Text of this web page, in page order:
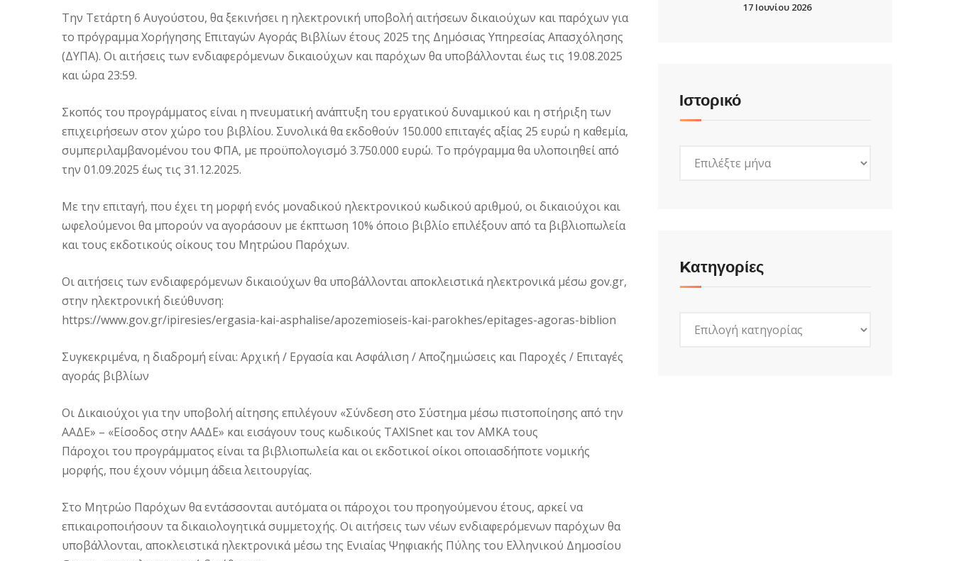
Την Τετάρτη 6 Αυγούστου, θα ξεκινήσει η ηλεκτρονική υποβολή αιτήσεων δικαιούχων και παρόχων για
το πρόγραμμα Χορήγησης Επιταγών Αγοράς Βιβλίων έτους 2025 της Δημόσιας Υπηρεσίας Απασχόλησης
(ΔΥΠΑ). Οι αιτήσεις των ενδιαφερόμενων δικαιούχων και παρόχων θα υποβάλλονται έως τις 19.08.2025
και ώρα 23:59.
Σκοπός του προγράμματος είναι η πνευματική ανάπτυξη του εργατικού δυναμικού και η στήριξη των
επιχειρήσεων στον χώρο του βιβλίου. Συνολικά θα εκδοθούν 150.000 επιταγές αξίας 25 ευρώ η καθεμία,
συμπεριλαμβανομένου του ΦΠΑ, με προϋπολογισμό 3.750.000 ευρώ. Το πρόγραμμα θα υλοποιηθεί από
την 01.09.2025 έως τις 31.12.2025.
Με την επιταγή, που έχει τη μορφή ενός μοναδικού ηλεκτρονικού κωδικού αριθμού, οι δικαιούχοι και
ωφελούμενοι θα μπορούν να αγοράσουν με έκπτωση 10% όποιο βιβλίο επιλέξουν από τα βιβλιοπωλεία
και τους εκδοτικούς οίκους του Μητρώου Παρόχων.
Οι αιτήσεις των ενδιαφερόμενων δικαιούχων θα υποβάλλονται αποκλειστικά ηλεκτρονικά μέσω gov.gr,
στην ηλεκτρονική διεύθυνση:
https://www.gov.gr/ipiresies/ergasia-kai-asphalise/apozemioseis-kai-parokhes/epitages-agoras-biblion
Συγκεκριμένα, η διαδρομή είναι: Αρχική / Εργασία και Ασφάλιση / Αποζημιώσεις και Παροχές / Επιταγές
αγοράς βιβλίων
Οι Δικαιούχοι για την υποβολή αίτησης επιλέγουν «Σύνδεση στο Σύστημα μέσω πιστοποίησης από την
ΑΑΔΕ» – «Είσοδος στην ΑΑΔΕ» και εισάγουν τους κωδικούς TAXISnet και τον ΑΜΚΑ τους
Πάροχοι του προγράμματος είναι τα βιβλιοπωλεία και οι εκδοτικοί οίκοι οποιασδήποτε νομικής
μορφής, που έχουν νόμιμη άδεια λειτουργίας.
Στο Μητρώο Παρόχων θα εντάσσονται αυτόματα οι πάροχοι του προηγούμενου έτους, αρκεί να
επικαιροποιήσουν τα δικαιολογητικά συμμετοχής. Οι αιτήσεις των νέων ενδιαφερόμενων παρόχων θα
υποβάλλονται, αποκλειστικά ηλεκτρονικά μέσω της Ενιαίας Ψηφιακής Πύλης του Ελληνικού Δημοσίου
17 Ιουνίου 2026
Ιστορικό
Kατηγορίες